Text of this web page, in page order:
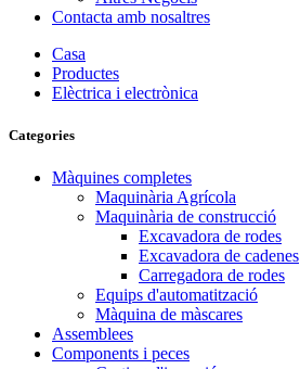
Contacta amb nosaltres
Casa
Productes
Elèctrica i electrònica
Categories
Màquines completes
Maquinària Agrícola
Maquinària de construcció
Excavadora de rodes
Excavadora de cadenes
Carregadora de rodes
Equips d'automatització
Màquina de màscares
Assemblees
Components i peces